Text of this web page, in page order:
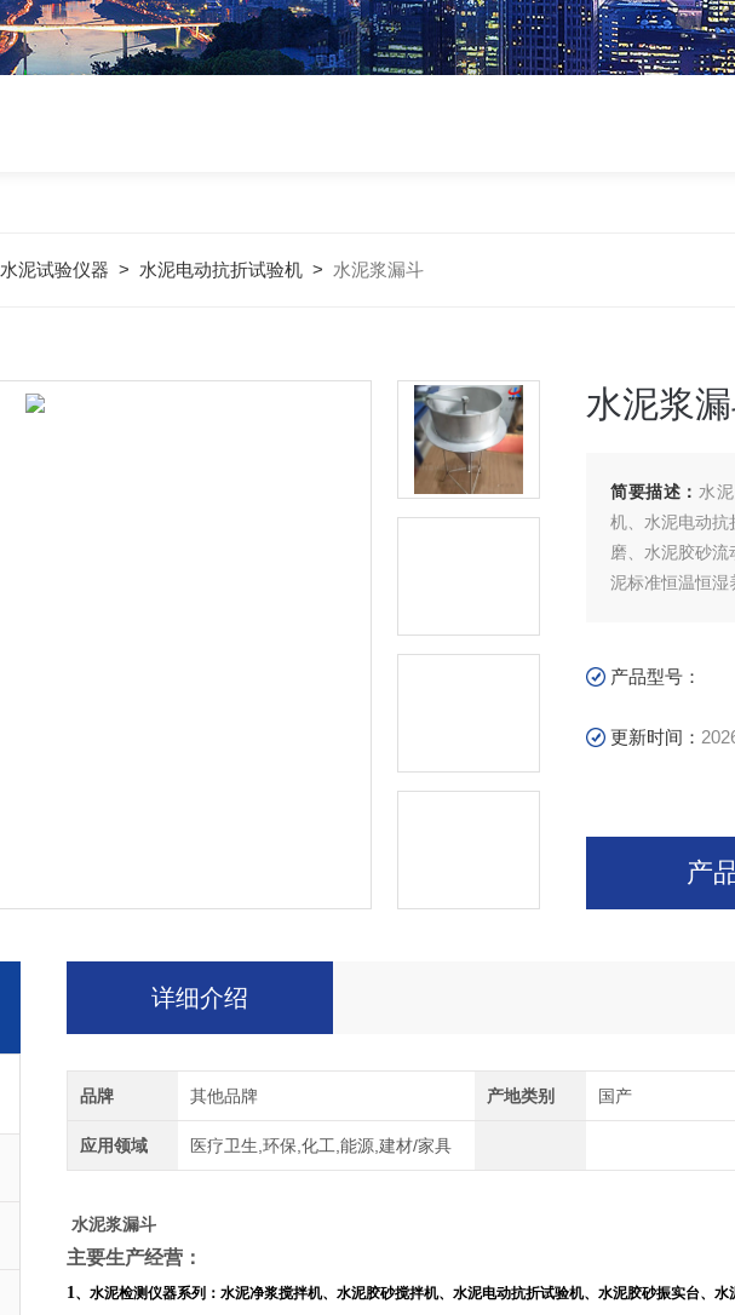
水泥试验仪器 > 水泥电动抗折试验机 > 水泥浆漏斗
水泥浆
简要描述： 水
机、水泥电动抗
磨、水泥胶砂
泥标准恒温恒湿
产品型号：
更新时间：
产
详细介绍
品牌 其他品牌 产地类别 国产
应用领域 医疗卫生,环保,化工,能源,建材/家具
水泥浆漏斗
主要生产经营：
1、水泥检测仪器系列：水泥净浆搅拌机、水泥胶砂搅拌机、水泥电动抗折试验机、水泥胶砂振实台、